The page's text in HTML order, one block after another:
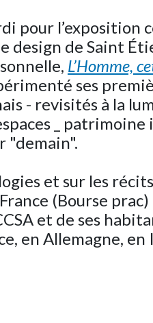
pour l’exposition
design de Saint
L’Homme,
ses
- revisités à la
_
"demain".
et sur les récits
(Bourse prac)
et de ses
en Allemagne,